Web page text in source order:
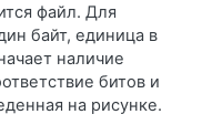
файл. Для
байт, единица в
наличие
битов и
на рисунке.